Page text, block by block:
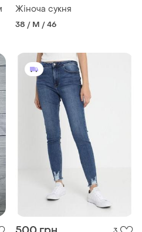
Жіноча сукня
38 / M / 46